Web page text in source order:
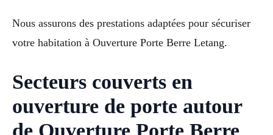
Nous assurons des prestations adaptées pour sécuriser
votre habitation à Ouverture Porte Berre Letang.
Secteurs couverts en
ouverture de porte autour
de Ouverture Porte Berre